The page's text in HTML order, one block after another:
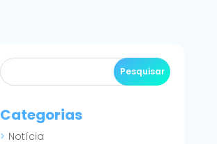
Categorias
Notícia